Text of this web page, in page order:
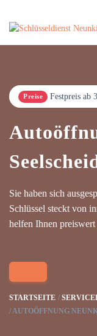
Preise Festpreis ab
Sie haben sich
Schlüssel steckt von
helfen Ihnen
STARTSEITE
AUTOÖFFNUNG